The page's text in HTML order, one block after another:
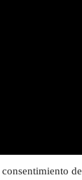
de